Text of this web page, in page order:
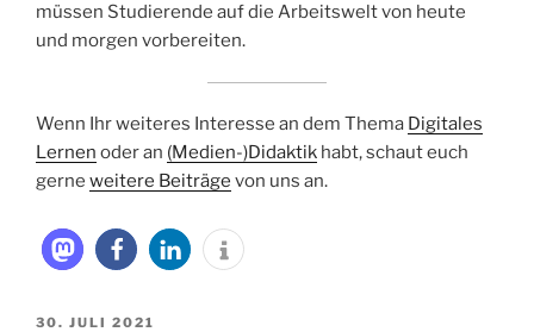
müssen Studierende auf die Arbeitswelt von heute
und morgen vorbereiten.
Wenn Ihr weiteres Interesse an dem Thema Digitales
Lernen oder an (Medien-)Didaktik habt, schaut euch
gerne weitere Beiträge von uns an.
VERÖFFENTLICHT
30. JULI 2021